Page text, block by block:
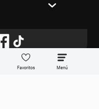
Favoritos